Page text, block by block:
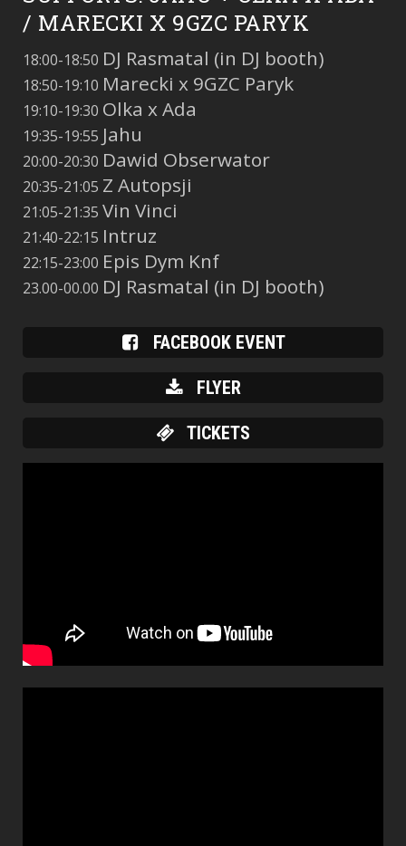
/ MARECKI X 9GZC PARYK
18:00-18:50 DJ Rasmatal (in DJ booth)
18:50-19:10 Marecki x 9GZC Paryk
19:10-19:30 Olka x Ada
19:35-19:55 Jahu
20:00-20:30 Dawid Obserwator
20:35-21:05 Z Autopsji
21:05-21:35 Vin Vinci
21:40-22:15 Intruz
22:15-23:00 Epis Dym Knf
23.00-00.00 DJ Rasmatal (in DJ booth)
FACEBOOK EVENT
FLYER
TICKETS